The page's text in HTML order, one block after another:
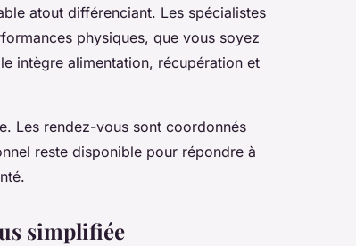
atout différenciant. Les spécialistes
physiques, que vous soyez
intègre alimentation, récupération et
Les rendez-vous sont coordonnés
reste disponible pour répondre à
simplifiée